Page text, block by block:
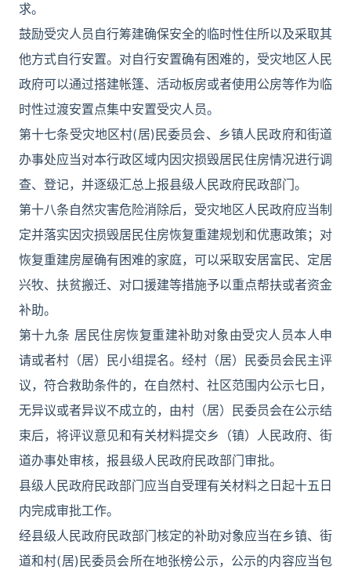
求。
鼓励受灾人员自行筹建确保安全的临时性住所以及采取其
他方式自行安置。对自行安置确有困难的，受灾地区人民
政府可以通过搭建帐篷、活动板房或者使用公房等作为临
时性过渡安置点集中安置受灾人员。
第十七条受灾地区村(居)民委员会、乡镇人民政府和街道
办事处应当对本行政区域内因灾损毁居民住房情况进行调
查、登记，并逐级汇总上报县级人民政府民政部门。
第十八条自然灾害危险消除后，受灾地区人民政府应当制
定并落实因灾损毁居民住房恢复重建规划和优惠政策；对
恢复重建房屋确有困难的家庭，可以采取安居富民、定居
兴牧、扶贫搬迁、对口援建等措施予以重点帮扶或者资金
补助。
第十九条 居民住房恢复重建补助对象由受灾人员本人申
请或者村（居）民小组提名。经村（居）民委员会民主评
议，符合救助条件的，在自然村、社区范围内公示七日，
无异议或者异议不成立的，由村（居）民委员会在公示结
束后，将评议意见和有关材料提交乡（镇）人民政府、街
道办事处审核，报县级人民政府民政部门审批。
县级人民政府民政部门应当自受理有关材料之日起十五日
内完成审批工作。
经县级人民政府民政部门核定的补助对象应当在乡镇、街
道和村(居)民委员会所在地张榜公示，公示的内容应当包